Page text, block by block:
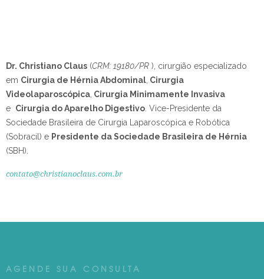
Dr. Christiano Claus (CRM: 19180/PR ), cirurgião especializado
em Cirurgia de Hérnia Abdominal Cirurgia
Videolaparoscópica Cirurgia Minimamente Invasiva
e Cirurgia do Aparelho Digestivo Vice-Presidente da
Sociedade Brasileira de Cirurgia Laparoscópica e Robótica
(Sobracil) e Presidente da Sociedade Brasileira de Hérnia
(SBH).
contato@christianoclaus.com.br
AGENDE SUA CONSULTA